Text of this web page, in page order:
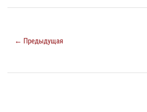
← Предыдущая